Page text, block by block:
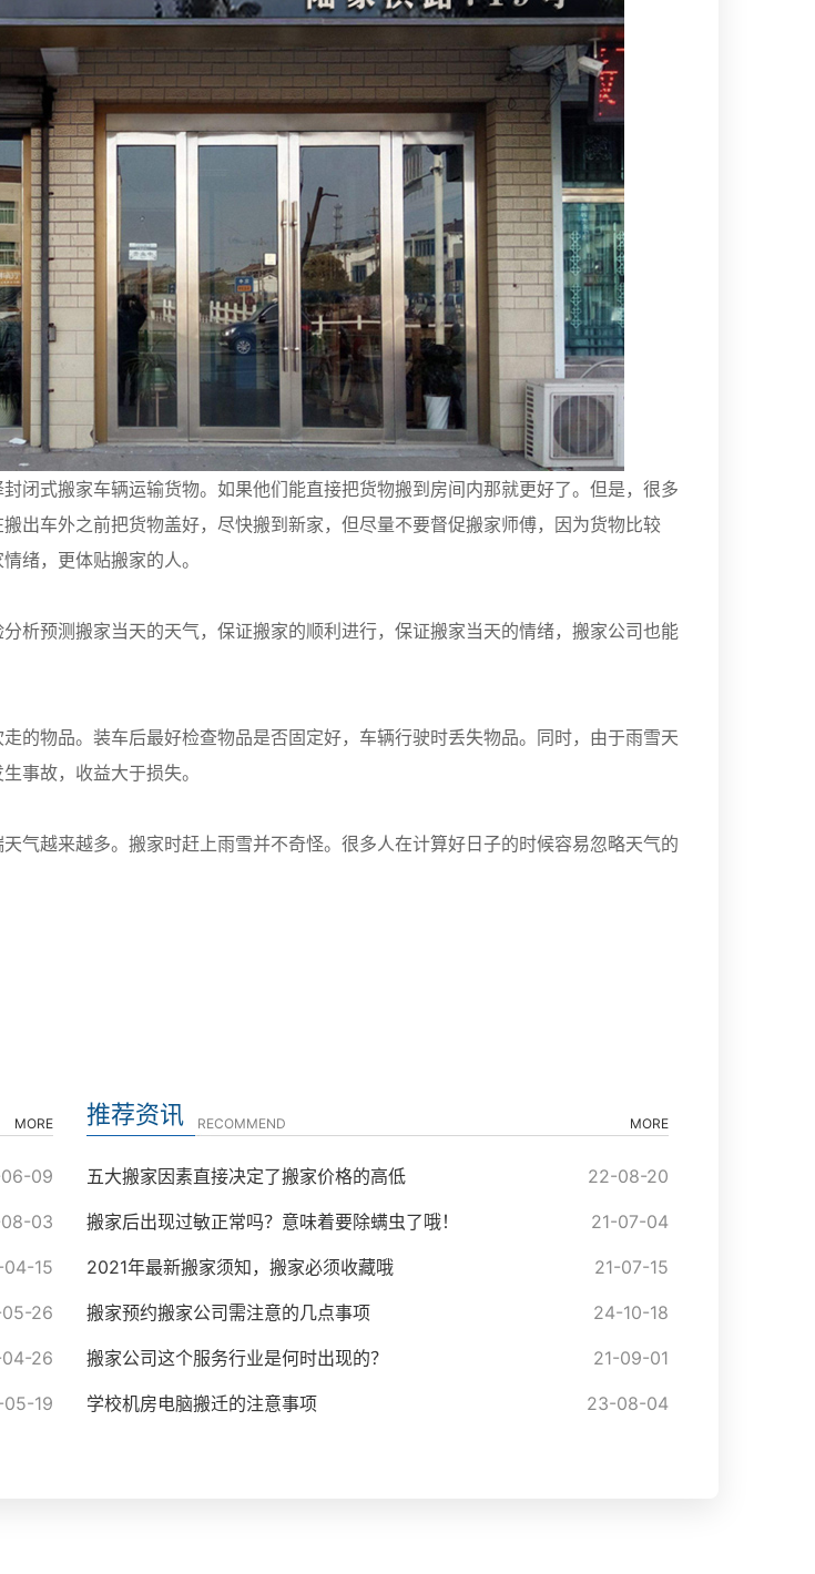
闭式搬家车辆运输货物。如果他们能直接把货物搬到房间内那就更好了。但是，很多
出车外之前把货物盖好，尽快搬到新家，但尽量不要督促搬家师傅，因为货物比较
绪，更体贴搬家的人。
析预测搬家当天的天气，保证搬家的顺利进行，保证搬家当天的情绪，搬家公司也能
的物品。装车后最好检查物品是否固定好，车辆行驶时丢失物品。同时，由于雨雪天
事故，收益大于损失。
气越来越多。搬家时赶上雨雪并不奇怪。很多人在计算好日子的时候容易忽略天气的
MORE
09
03
15
26
26
19
推荐资讯 RECOMMEND MORE
五大搬家因素直接决定了搬家价格的高低 22-08-20
搬家后出现过敏正常吗？意味着要除螨虫了哦！ 21-07-04
2021年最新搬家须知，搬家必须收藏哦 21-07-15
搬家预约搬家公司需注意的几点事项 24-10-18
搬家公司这个服务行业是何时出现的？ 21-09-01
学校机房电脑搬迁的注意事项 23-08-04